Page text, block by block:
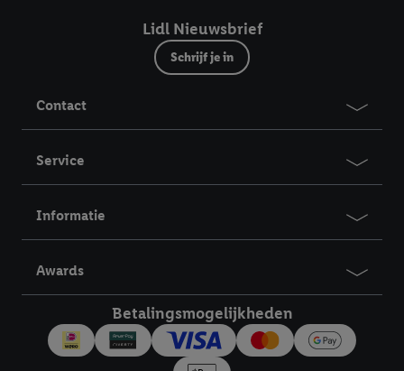
Lidl Nieuwsbrief
Schrijf je in
Contact
Service
Informatie
Awards
Betalingsmogelijkheden